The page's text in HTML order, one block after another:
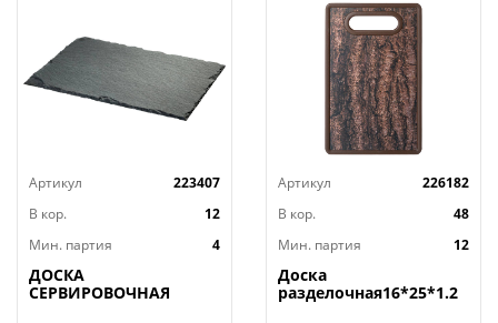
Артикул
223407
В кор.
12
Мин. партия
4
ДОСКА
СЕРВИРОВОЧНАЯ
Артикул
226182
В кор.
48
Мин. партия
12
Доска
разделочная16*25*1.2